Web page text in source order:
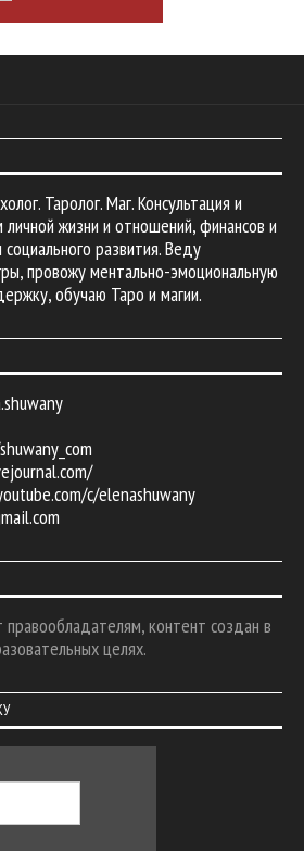
Таролог. Маг. Консультация и
жизни и отношений, финансов и
развития. Веду
провожу ментально-эмоциональную
обучаю Таро и магии.
c/elenashuwany
контент создан в
целях.